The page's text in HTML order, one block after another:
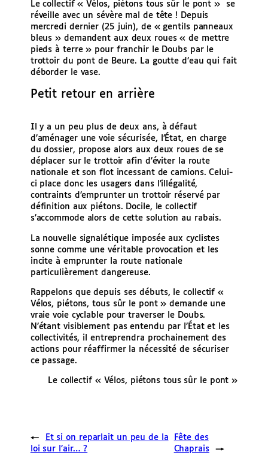
Le collectif « Vélos, piétons tous sûr le pont » se
réveille avec un sévère mal de tête ! Depuis
mercredi dernier (25 juin), de « gentils panneaux
bleus » demandent aux deux roues « de mettre
pieds à terre » pour franchir le Doubs par le
trottoir du pont de Beure. La goutte d’eau qui fait
déborder le vase.
Petit retour en arrière
Il y a un peu plus de deux ans, à défaut
d’aménager une voie sécurisée, l’État, en charge
du dossier, propose alors aux deux roues de se
déplacer sur le trottoir afin d’éviter la route
nationale et son flot incessant de camions. Celui-
ci place donc les usagers dans l’illégalité,
contraints d’emprunter un trottoir réservé par
définition aux piétons. Docile, le collectif
s’accommode alors de cette solution au rabais.
La nouvelle signalétique imposée aux cyclistes
sonne comme une véritable provocation et les
incite à emprunter la route nationale
particulièrement dangereuse.
Rappelons que depuis ses débuts, le collectif «
Vélos, piétons, tous sûr le pont » demande une
vraie voie cyclable pour traverser le Doubs.
N’étant visiblement pas entendu par l’État et les
collectivités, il entreprendra prochainement des
actions pour réaffirmer la nécessité de sécuriser
ce passage.
Le collectif « Vélos, piétons tous sûr le pont »
←
Et si on reparlait un peu de la
loi sur l’air… ?
Fête des
Chaprais
→